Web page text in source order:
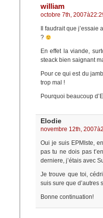
william
octobre 7th,
Il faudrait que j’essaie
?
En effet la viande,
steack bien saignant
Pour ce qui est du
trop mal !
Pourquoi beaucoup
Elodie
novembre 12th,
Oui je suis EPMIste,
pas tu ne dois pas
derniere, j’étais avec
Je trouve que toi,
suis sure que d’autres
Bonne continuation!